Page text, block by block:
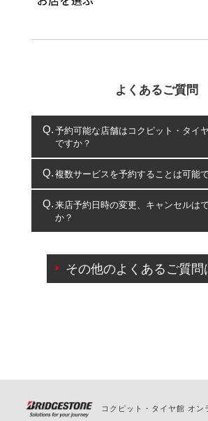
よくあるご質問
予約可能な店舗はコクピット・タイ
ですか？
コクピット・タイヤ館のみとなりま
複数サービスを予約することは可能
複数サービスのご予約は可能です。
一部の商品・サービスの組み合わせに限り
出来ないものもございます。
来店予約日時の変更、キャンセルは
か？
ご来店予約日の3営業日前を過ぎてい
の日時変更につきましては、直接ご
その他のよくあるご質問
コクピット・タイヤ館 オン